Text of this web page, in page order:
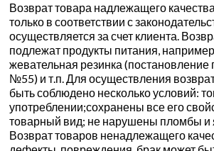
Возврат товара надлежащего
только в соответствии с
осуществляется за счет клиента.
подлежат продукты питания,
жевательная резинка (постановление
№55) и т.п. Для осуществления
быть соблюдено несколько условий:
употреблении;сохранены все его
товарный вид; не нарушены пломбы и
Возврат товаров ненадлежащего